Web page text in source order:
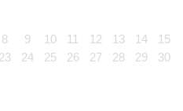
8 9 10 11 12 13 14
15
23 24 25 26 27 28 29
30